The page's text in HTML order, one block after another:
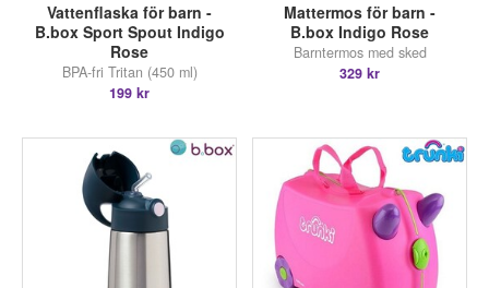
Vattenflaska för barn -
B.box Sport Spout Indigo
Rose
BPA-fri Tritan (450 ml)
199 kr
Mattermos för barn -
B.box Indigo Rose
Barntermos med sked
329 kr